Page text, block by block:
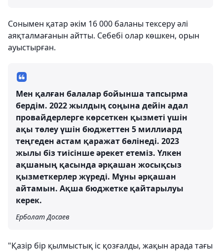
Сонымен қатар әкім 16 000 баланы тексеру әлі
аяқталмағанын айтты. Себебі олар көшкен, орын
ауыстырған.
Мен қалған балалар бойынша тапсырма
бердім. 2022 жылдың соңына дейін адал
провайдерлерге көрсеткен қызметі үшін
ақы төлеу үшін бюджеттен 5 миллиард
теңгеден астам қаражат бөлінеді. 2023
жылы біз тиісінше әрекет етеміз. Үлкен
ақшаның қасында әрқашан жосықсыз
қызметкерлер жүреді. Мұны әрқашан
айтамын. Ақша бюджетке қайтарылуы
керек.
Ерболат Досаев
"Қазір бір қылмыстық іс қозғалды, жақын арада тағы